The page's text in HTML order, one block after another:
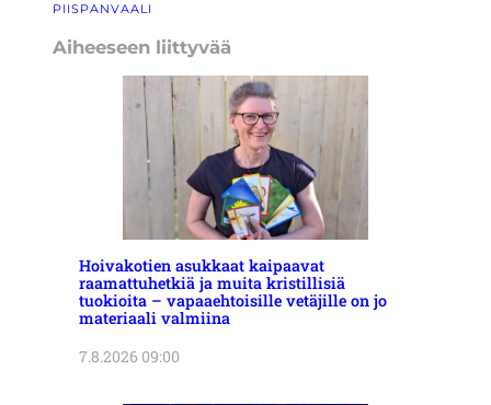
PIISPANVAALI
Aiheeseen liittyvää
Hoivakotien asukkaat kaipaavat
raamattuhetkiä ja muita kristillisiä
tuokioita – vapaaehtoisille vetäjille on jo
materiaali valmiina
7.8.2026 09:00